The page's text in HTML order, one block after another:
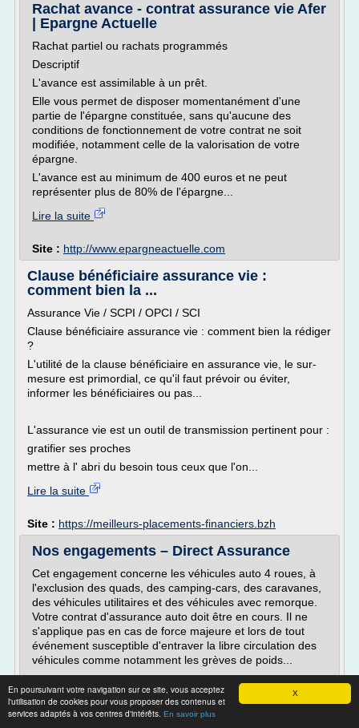
X
En poursuivant votre navigation sur ce site, vous acceptez
l'utilisation de cookies pour vous proposer des contenus et
services adaptés à vos centres d'intérêts. En savoir plus
Rachat avance - contrat assurance vie Afer
| Epargne Actuelle
Rachat partiel ou rachats programmés
Descriptif
L'avance est assimilable à un prêt.
Elle vous permet de disposer momentanément d'une
partie de l'épargne constituée, sans qu'aucune des
conditions de fonctionnement de votre contrat ne soit
modifiée, notamment celle de la valorisation de votre
épargne.
L'avance est au minimum de 400 euros et ne peut
représenter plus de 80% de l'épargne...
Lire la suite
Site : http://www.epargneactuelle.com
Clause bénéficiaire assurance vie :
comment bien la ...
Assurance Vie / SCPI / OPCI / SCI
Clause bénéficiaire assurance vie : comment bien la rédiger
?
L'utilité de la clause bénéficiaire en assurance vie, le sur-
mesure est primordial, ce qu'il faut prévoir ou éviter,
informer les bénéficiaires ou pas...
L'assurance vie est un outil de transmission pertinent pour :
gratifier ses proches
mettre à l' abri du besoin tous ceux que l'on...
Lire la suite
Site : https://meilleurs-placements-financiers.bzh
Nos engagements – Direct Assurance
Cet engagement concerne les véhicules auto 4 roues, à
l'exclusion des quads, des camping-cars, des caravanes,
des véhicules utilitaires et des véhicules avec remorque.
Votre contrat d'assurance auto doit être en cours. Il ne
s'applique pas en cas de force majeure et lors de tout
événement susceptible d'entraver la libre circulation des
véhicules comme notamment les grèves de poids...
Site :https://www.direct-assurance.fr